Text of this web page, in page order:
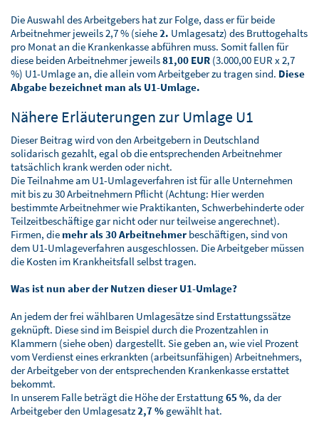
Die Auswahl des Arbeitgebers hat zur Folge, dass er für beide
Arbeitnehmer jeweils 2,7 % (siehe2. Umlagesatz) des Bruttogehalts
pro Monat an die Krankenkasse abführen muss. Somit fallen für
diese beiden Arbeitnehmer jeweils81,00 EUR (3.000,00 EUR x 2,7
%) U1-Umlage an, die allein vom Arbeitgeber zu tragen sind. Diese
Abgabe bezeichnet man als U1-Umlage.
Nähere Erläuterungen zur Umlage U1
Dieser Beitrag wird von den Arbeitgebern in Deutschland
solidarisch gezahlt, egal ob die entsprechenden Arbeitnehmer
tatsächlich krank werden oder nicht.
Die Teilnahme am U1-Umlageverfahren ist für alle Unternehmen
mit bis zu 30 Arbeitnehmern Pflicht (Achtung: Hier werden
bestimmte Arbeitnehmer wie Praktikanten, Schwerbehinderte oder
Teilzeitbeschäftige gar nicht oder nur teilweise angerechnet).
Firmen, die mehr als 30 Arbeitnehmer beschäftigen, sind von
dem U1-Umlageverfahren ausgeschlossen. Die Arbeitgeber müssen
die Kosten im Krankheitsfall selbst tragen.
Was ist nun aber der Nutzen dieser U1-Umlage?
An jedem der frei wählbaren Umlagesätze sind Erstattungssätze
geknüpft. Diese sind im Beispiel durch die Prozentzahlen in
Klammern (siehe oben) dargestellt. Sie geben an, wie viel Prozent
vom Verdienst eines erkrankten (arbeitsunfähigen) Arbeitnehmers,
der Arbeitgeber von der entsprechenden Krankenkasse erstattet
bekommt.
In unserem Falle beträgt die Höhe der Erstattung65 %, da der
Arbeitgeber den Umlagesatz2,7 % gewählt hat.